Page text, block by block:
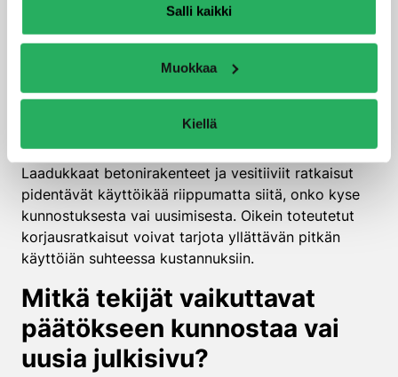
Salli kaikki
Muokkaa
Kiellä
Uusittu julkisivu vaatii vähemmän huoltoa
ensimmäisten 10–15 vuoden aikana. Takuuajat ovat
merkittävät huoltotoimenpiteet tulevat
ajankohtaisiksi vasta vuosikymmenten kuluttua.
Materiaalivalinnat vaikuttavat merkittävästi
kestävyyteen molemmissa vaihtoehdoissa.
Laadukkaat betonirakenteet ja vesitiiviit ratkaisut
pidentävät käyttöikää riippumatta siitä, onko kyse
kunnostuksesta vai uusimisesta. Oikein toteutetut
korjausratkaisut voivat tarjota yllättävän pitkän
käyttöiän suhteessa kustannuksiin.
Mitkä tekijät vaikuttavat
päätökseen kunnostaa vai
uusia julkisivu?